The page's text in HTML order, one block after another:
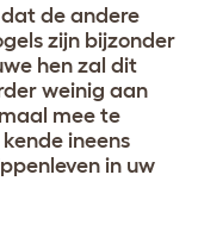
de andere
zijn bijzonder
hen zal dit
weinig aan
mee te
ineens
in uw